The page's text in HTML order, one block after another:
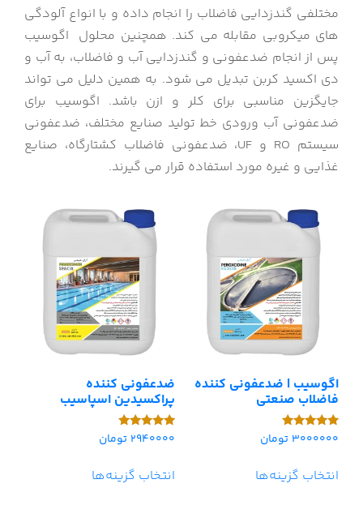
مختلفی گندزدایی فاضلاب را انجام داده و با انواع آلودگی
های میکروبی مقابله می کند. همچنین محلول اگوسیب
پس از انجام ضدعفونی و گندزدایی آب و فاضلاب، به آب و
دی اکسید کربن تبدیل می شود. به همین دلیل می تواند
جایگزین مناسبی برای کلر و ازن باشد. اگوسیب برای
ضدعفونی آب ورودی خط تولید صنایع مختلف، ضدعفونی
سیستم RO و UF، ضدعفونی فاضلاب کشتارگاه، صنایع
غذایی و غیره مورد استفاده قرار می گیرند.
اگوسیب | ضدعفونی کننده
فاضلاب صنعتی
امتیاز
3000000 تومان
انتخاب گزینه‌ها
ضدعفونی کننده
پراکسیدین اسپاسیب
امتیاز
2940000 تومان
انتخاب گزینه‌ها